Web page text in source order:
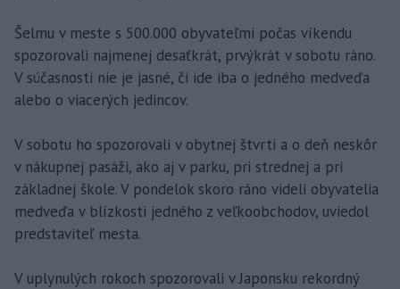
Šelmu v meste s 500.000 obyvateľmi počas víkendu
spozorovali najmenej desaťkrát, prvýkrát v sobotu ráno.
V súčasnosti nie je jasné, či ide iba o jedného medveďa
alebo o viacerých jedincov.
V sobotu ho spozorovali v obytnej štvrti a o deň neskôr
v nákupnej pasáži, ako aj v parku, pri strednej a pri
základnej škole. V pondelok skoro ráno videli obyvatelia
medveďa v blízkosti jedného z veľkoobchodov, uviedol
predstaviteľ mesta.
V uplynulých rokoch spozorovali v Japonsku rekordný